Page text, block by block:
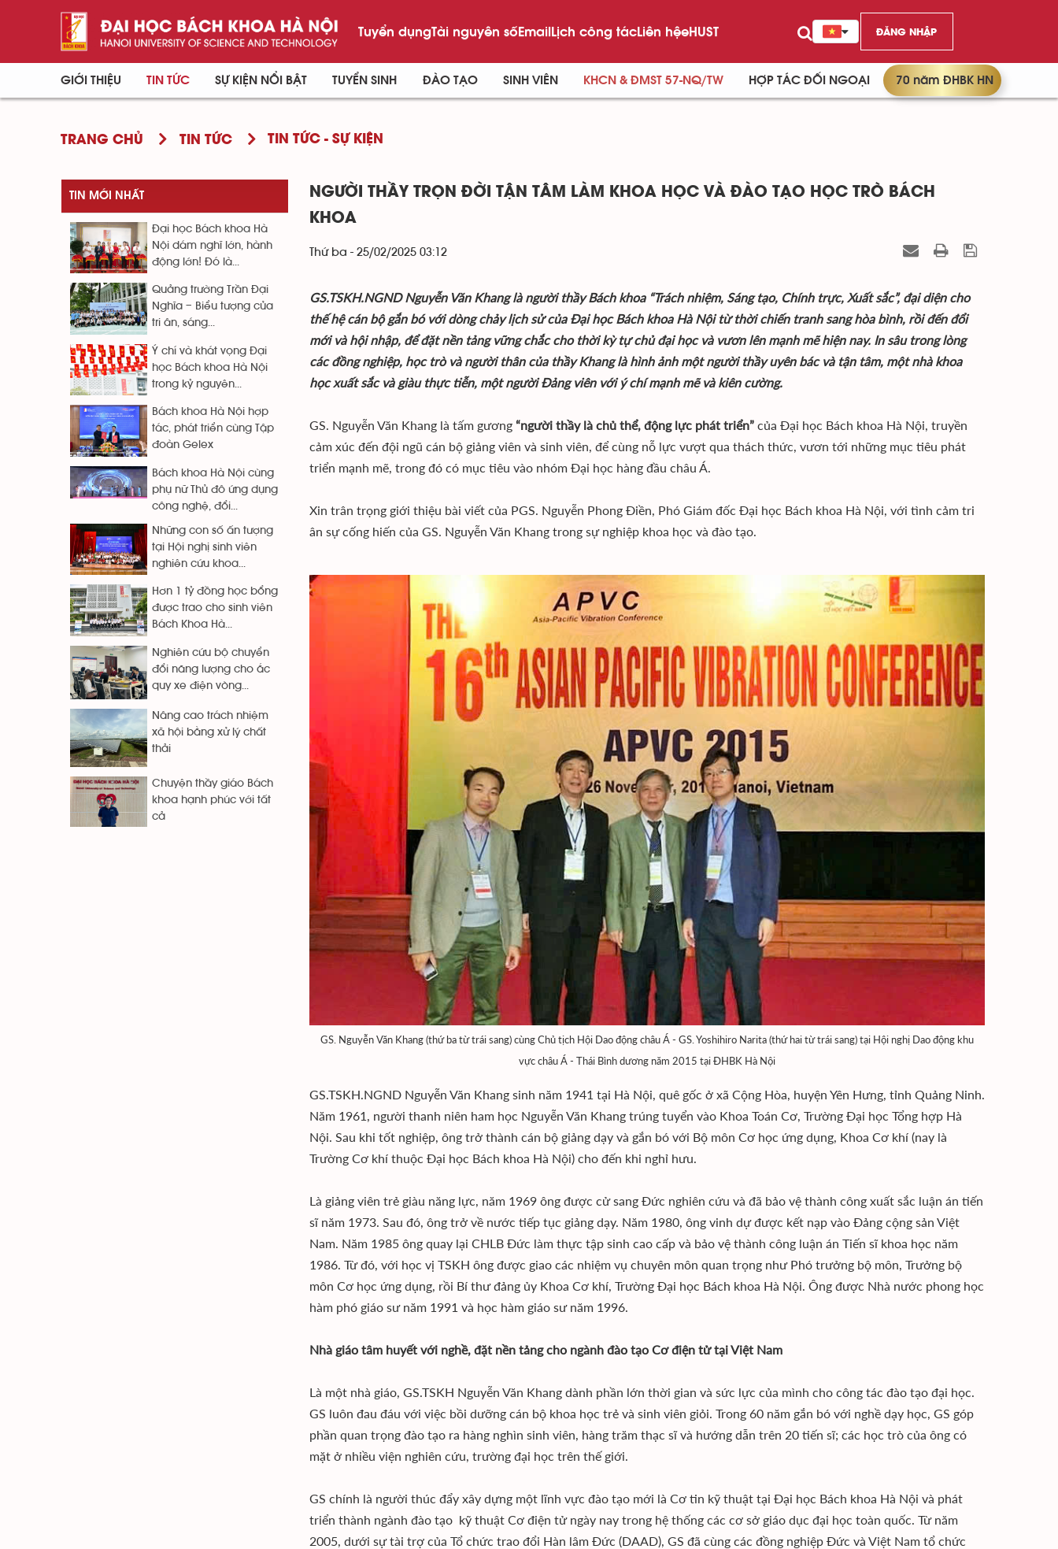
Tuyển dụngTài nguyên sốEmailLịch công tácLiên hệeHUST ĐĂNG NHẬP
GIỚI THIỆU TIN TỨC SỰ KIỆN NỔI BẬT TUYỂN SINH ĐÀO TẠO SINH VIÊN KHCN & ĐMST 57-NQ/TW HỢP TÁC ĐỐI NGOẠI 70 năm ĐHBK HN
TRANG CHỦ TIN TỨC TIN TỨC - SỰ KIỆN
NGƯỜI THẦY TRỌN ĐỜI TẬN TÂM LÀM KHOA HỌC VÀ ĐÀO TẠO HỌC TRÒ BÁCH
KHOA
Thứ ba - 25/02/2025 03:12
GS.TSKH.NGND Nguyễn Văn Khang là người thầy Bách khoa “Trách nhiệm, Sáng tạo, Chính trực, Xuất sắc”, đại diện cho
thế hệ cán bộ gắn bó với dòng chảy lịch sử của Đại học Bách khoa Hà Nội từ thời chiến tranh sang hòa bình, rồi đến đổi
mới và hội nhập, để đặt nền tảng vững chắc cho thời kỳ tự chủ đại học và vươn lên mạnh mẽ hiện nay. In sâu trong lòng
các đồng nghiệp, học trò và người thân của thầy Khang là hình ảnh một người thầy uyên bác và tận tâm, một nhà khoa
học xuất sắc và giàu thực tiễn, một người Đảng viên với ý chí mạnh mẽ và kiên cường.
GS. Nguyễn Văn Khang là tấm gương “người thầy là chủ thể, động lực phát triển” của Đại học Bách khoa Hà Nội, truyền
cảm xúc đến đội ngũ cán bộ giảng viên và sinh viên, để cùng nỗ lực vượt qua thách thức, vươn tới những mục tiêu phát
triển mạnh mẽ, trong đó có mục tiêu vào nhóm Đại học hàng đầu châu Á.
Xin trân trọng giới thiệu bài viết của PGS. Nguyễn Phong Điền, Phó Giám đốc Đại học Bách khoa Hà Nội, với tình cảm tri
ân sự cống hiến của GS. Nguyễn Văn Khang trong sự nghiệp khoa học và đào tạo.
GS. Nguyễn Văn Khang (thứ ba từ trái sang) cùng Chủ tịch Hội Dao động châu Á - GS. Yoshihiro Narita (thứ hai từ trái sang) tại Hội nghị Dao động khu
vực châu Á - Thái Bình dương năm 2015 tại ĐHBK Hà Nội
GS.TSKH.NGND Nguyễn Văn Khang sinh năm 1941 tại Hà Nội, quê gốc ở xã Cộng Hòa, huyện Yên Hưng, tỉnh Quảng Ninh.
Năm 1961, người thanh niên ham học Nguyễn Văn Khang trúng tuyển vào Khoa Toán Cơ, Trường Đại học Tổng hợp Hà
Nội. Sau khi tốt nghiệp, ông trở thành cán bộ giảng dạy và gắn bó với Bộ môn Cơ học ứng dụng, Khoa Cơ khí (nay là
Trường Cơ khí thuộc Đại học Bách khoa Hà Nội) cho đến khi nghỉ hưu.
Là giảng viên trẻ giàu năng lực, năm 1969 ông được cử sang Đức nghiên cứu và đã bảo vệ thành công xuất sắc luận án tiến
sĩ năm 1973. Sau đó, ông trở về nước tiếp tục giảng dạy. Năm 1980, ông vinh dự được kết nạp vào Đảng cộng sản Việt
Nam. Năm 1985 ông quay lại CHLB Đức làm thực tập sinh cao cấp và bảo vệ thành công luận án Tiến sĩ khoa học năm
1986. Từ đó, với học vị TSKH ông được giao các nhiệm vụ chuyên môn quan trọng như Phó trưởng bộ môn, Trưởng bộ
môn Cơ học ứng dụng, rồi Bí thư đảng ủy Khoa Cơ khí, Trường Đại học Bách khoa Hà Nội. Ông được Nhà nước phong học
hàm phó giáo sư năm 1991 và học hàm giáo sư năm 1996.
Nhà giáo tâm huyết với nghề, đặt nền tảng cho ngành đào tạo Cơ điện tử tại Việt Nam
Là một nhà giáo, GS.TSKH Nguyễn Văn Khang dành phần lớn thời gian và sức lực của mình cho công tác đào tạo đại học.
GS luôn đau đáu với việc bồi dưỡng cán bộ khoa học trẻ và sinh viên giỏi. Trong 60 năm gắn bó với nghề dạy học, GS góp
phần quan trọng đào tạo ra hàng nghìn sinh viên, hàng trăm thạc sĩ và hướng dẫn trên 20 tiến sĩ; các học trò của ông có
mặt ở nhiều viện nghiên cứu, trường đại học trên thế giới.
GS chính là người thúc đẩy xây dựng một lĩnh vực đào tạo mới là Cơ tin kỹ thuật tại Đại học Bách khoa Hà Nội và phát
triển thành ngành đào tạo kỹ thuật Cơ điện tử ngày nay trong hệ thống các cơ sở giáo dục đại học toàn quốc. Từ năm
2005, dưới sự tài trợ của Tổ chức trao đổi Hàn lâm Đức (DAAD), GS đã cùng các đồng nghiệp Đức và Việt Nam tổ chức
TIN MỚI NHẤT
Đại học Bách khoa Hà
Nội dám nghĩ lớn, hành
động lớn! Đó là...
Quảng trường Trần Đại
Nghĩa – Biểu tượng của
tri ân, sáng...
Ý chí và khát vọng Đại
học Bách khoa Hà Nội
trong kỷ nguyên...
Bách khoa Hà Nội hợp
tác, phát triển cùng Tập
đoàn Gelex
Bách khoa Hà Nội cùng
phụ nữ Thủ đô ứng dụng
công nghệ, đổi...
Những con số ấn tượng
tại Hội nghị sinh viên
nghiên cứu khoa...
Hơn 1 tỷ đồng học bổng
được trao cho sinh viên
Bách Khoa Hà...
Nghiên cứu bộ chuyển
đổi năng lượng cho ắc
quy xe điện vòng...
Nâng cao trách nhiệm
xã hội bằng xử lý chất
thải
Chuyện thầy giáo Bách
khoa hạnh phúc với tất
cả